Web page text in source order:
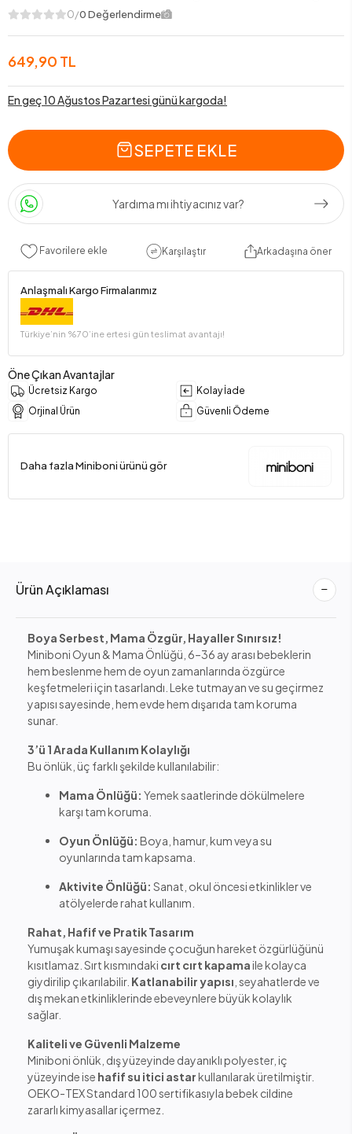
0/0 Değerlendirme
649,90 TL
En geç 10 Ağustos Pazartesi günü kargoda!
SEPETE EKLE
Yardıma mı ihtiyacınız var?
Favorilere ekle Karşılaştır Arkadaşına öner
Anlaşmalı Kargo Firmalarımız
Türkiye’nin %70’ine ertesi gün teslimat avantajı!
Öne Çıkan Avantajlar
Ücretsiz Kargo
Kolay İade
Orjinal Ürün
Güvenli Ödeme
Daha fazla Miniboni ürünü gör
Ürün Açıklaması
Boya Serbest, Mama Özgür, Hayaller Sınırsız!
Miniboni Oyun & Mama Önlüğü, 6–36 ay arası bebeklerin
hem beslenme hem de oyun zamanlarında özgürce
keşfetmeleri için tasarlandı. Leke tutmayan ve su geçirmez
yapısı sayesinde, hem evde hem dışarıda tam koruma
sunar.
3’ü 1 Arada Kullanım Kolaylığı
Bu önlük, üç farklı şekilde kullanılabilir:
Mama Önlüğü: Yemek saatlerinde dökülmelere
karşı tam koruma.
Oyun Önlüğü: Boya, hamur, kum veya su
oyunlarında tam kapsama.
Aktivite Önlüğü: Sanat, okul öncesi etkinlikler ve
atölyelerde rahat kullanım.
Rahat, Hafif ve Pratik Tasarım
Yumuşak kumaşı sayesinde çocuğun hareket özgürlüğünü
kısıtlamaz. Sırt kısmındaki cırt cırt kapamaile kolayca
giydirilip çıkarılabilir. Katlanabilir yapısı , seyahatlerde ve
dış mekan etkinliklerinde ebeveynlere büyük kolaylık
sağlar.
Kaliteli ve Güvenli Malzeme
Miniboni önlük, dış yüzeyinde dayanıklı polyester, iç
yüzeyinde ise hafif su itici astarkullanılarak üretilmiştir.
OEKO-TEX Standard 100 sertifikasıyla bebek cildine
zararlı kimyasallar içermez.